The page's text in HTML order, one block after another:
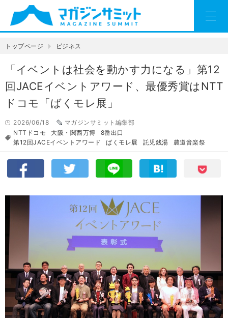
トップページ ビジネス
「イベントは社会を動かす力になる」第12
回JACEイベントアワード、最優秀賞はNTT
ドコモ「ばくモレ展」
2026/06/18
マガジンサミット編集部
NTTドコモ
大阪・関西万博
8番出口
第12回JACEイベントアワード
ばくモレ展 託児銭湯 農道音楽祭